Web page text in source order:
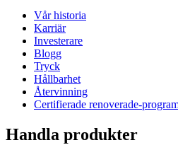
Vår historia
Karriär
Investerare
Blogg
Tryck
Hållbarhet
Återvinning
Certifierade renoverade-
Handla produkter